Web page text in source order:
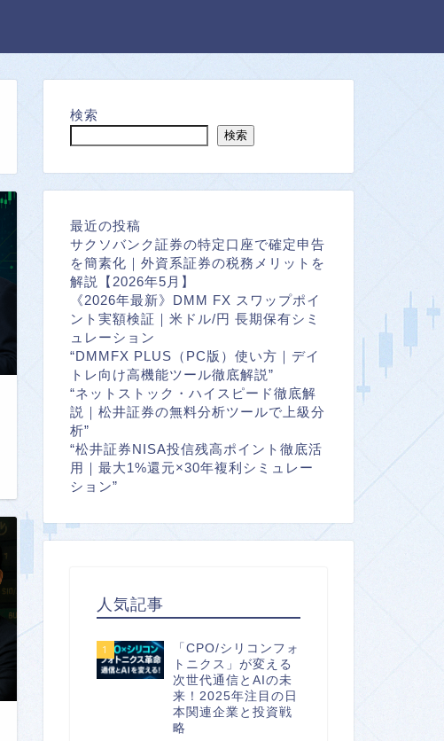
検索
検索
最近の投稿
サクソバンク証券の特定口座で確定申告
を簡素化｜外資系証券の税務メリットを
解説【2026年5月】
《2026年最新》DMM FX スワップポイ
ント実額検証｜米ドル/円 長期保有シミ
ュレーション
“DMMFX PLUS（PC版）使い方｜デイ
トレ向け高機能ツール徹底解説”
“ネットストック・ハイスピード徹底解
説｜松井証券の無料分析ツールで上級分
析”
“松井証券NISA投信残高ポイント徹底活
用｜最大1%還元×30年複利シミュレー
ション”
人気記事
1
「CPO/シリコンフォ
トニクス」が変える
次世代通信とAIの未
来！2025年注目の日
本関連企業と投資戦
略